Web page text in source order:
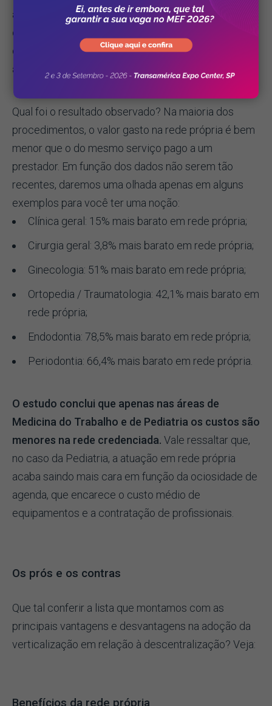
agrega custo e despesa e considera custos
diretos — como salários dos médicos, e indiretos,
como aluguéis, depreciação, energia elétrica e
assim por diante.
Qual foi o resultado observado? Na maioria dos
procedimentos, o valor gasto na rede própria é bem
menor que o do mesmo serviço pago a um
prestador. Em função dos dados não serem tão
recentes, daremos uma olhada apenas em alguns
exemplos para você ter uma noção:
Clínica geral: 15% mais barato em rede própria;
Cirurgia geral: 3,8% mais barato em rede própria;
Ginecologia: 51% mais barato em rede própria;
Ortopedia / Traumatologia: 42,1% mais barato em
rede própria;
Endodontia: 78,5% mais barato em rede própria;
Periodontia: 66,4% mais barato em rede própria.
O estudo conclui que apenas nas áreas de
Medicina do Trabalho e de Pediatria os custos são
menores na rede credenciada. Vale ressaltar que,
no caso da Pediatria, a atuação em rede própria
acaba saindo mais cara em função da ociosidade de
agenda, que encarece o custo médio de
equipamentos e a contratação de profissionais.
Os prós e os contras
Que tal conferir a lista que montamos com as
principais vantagens e desvantagens na adoção da
verticalização em relação à descentralização? Veja:
Benefícios da rede própria